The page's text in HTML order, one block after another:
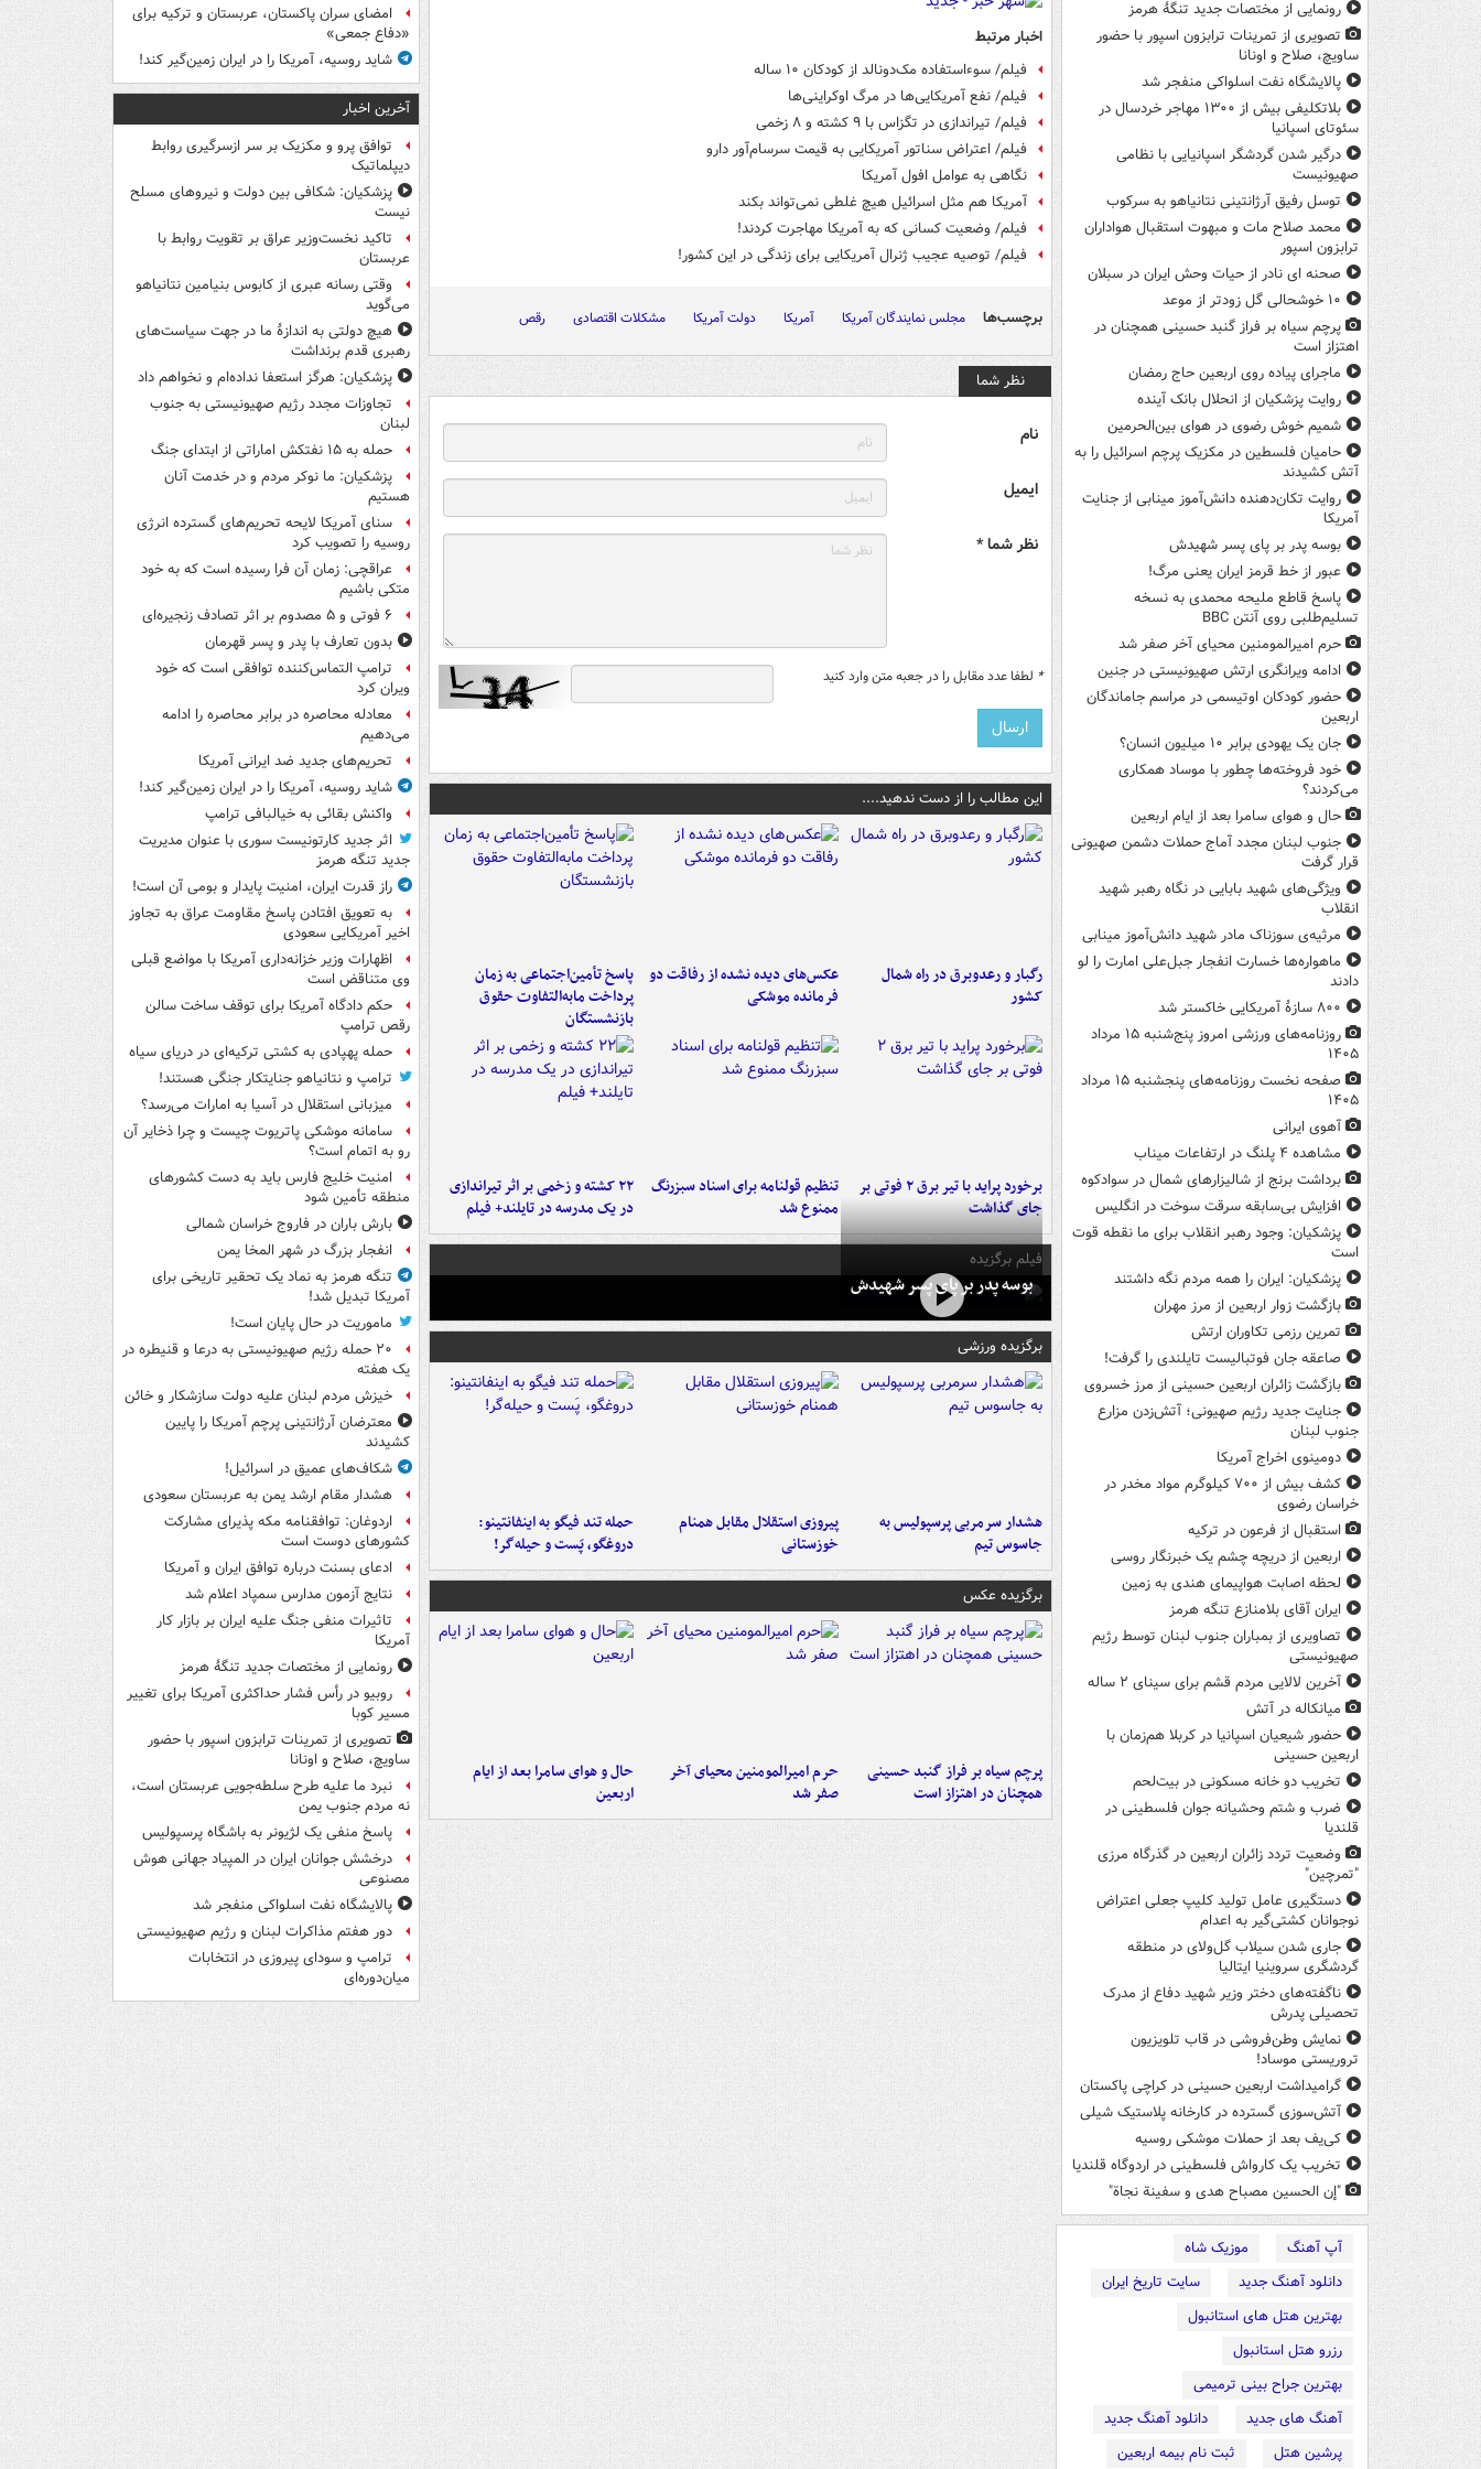
رونمایی از مختصات جدید تنگۀ هرمز
تصویری از تمرینات ترابزون اسپور با حضور
ساویچ، صلاح و اونانا
پالایشگاه نفت اسلواکی منفجر شد
بلاتکلیفی بیش از ۱۳۰۰ مهاجر خردسال در
سئوتای اسپانیا
درگیر شدن گردشگر اسپانیایی با نظامی
صهیونیست
توسل رفیق آرژانتینی نتانیاهو به سرکوب
محمد صلاح مات و مبهوت استقبال هواداران
ترابزون اسپور
صحنه ای نادر از حیات وحش ایران در سبلان
۱۰ خوشحالی گل زودتر از موعد
پرچم سیاه بر فراز گنبد حسینی همچنان در
اهتزاز است
ماجرای پیاده روی اربعین حاج رمضان
روایت پزشکیان از انحلال بانک آینده
شمیم خوش رضوی در هوای بین‌الحرمین
حامیان فلسطین در مکزیک پرچم اسرائیل را به
آتش کشیدند
روایت تکان‌دهنده دانش‌آموز مینابی از جنایت
آمریکا
بوسه‌ پدر بر پای پسر شهیدش
عبور از خط قرمز ایران یعنی مرگ!
پاسخ قاطع ملیحه محمدی به نسخه
تسلیم‌طلبی روی آنتن BBC
حرم امیرالمومنین محیای آخر صفر شد
ادامه ویرانگری ارتش صهیونیستی در جنین
حضور کودکان اوتیسمی در مراسم جاماندگان
اربعین
جان یک یهودی برابر ۱۰ میلیون انسان؟
خود فروخته‌ها چطور با موساد همکاری
می‌کردند؟
حال و هوای سامرا بعد از ایام اربعین
جنوب لبنان مجدد آماج حملات دشمن صهیونی
قرار گرفت
ویژگی‌های شهید بابایی در نگاه رهبر شهید
انقلاب
مرثیه‌ی سوزناک مادر شهید دانش‌آموز مینابی
ماهواره‌ها خسارت انفجار جبل‌علی امارت را لو
دادند
۸۰۰ سازۀ آمریکایی خاکستر شد
روزنامه‌های ورزشی امروز پنج‌شنبه ۱۵ مرداد
۱۴۰۵
صفحه نخست روزنامه‌های پنجشنبه ۱۵ مرداد
۱۴۰۵
آهوی ایرانی
مشاهده ۴ پلنگ در ارتفاعات میناب
برداشت برنج از شالیزارهای شمال در سوادکوه
افزایش بی‌سابقه سرقت سوخت در انگلیس
پزشکیان: وجود رهبر انقلاب برای ما نقطه قوت
است
پزشکیان: ایران را همه مردم نگه داشتند
بازگشت زوار اربعین از مرز مهران
تمرین رزمی تکاوران ارتش
صاعقه جان فوتبالیست تایلندی را گرفت!
بازگشت زائران اربعین حسینی از مرز خسروی
جنایت جدید رژیم صهیونی؛ آتش‌زدن مزارع
جنوب لبنان
دومینوی اخراج آمریکا
کشف بیش از ۷۰۰ کیلوگرم مواد مخدر در
خراسان رضوی
استقبال از فرعون در ترکیه
اربعین از دریچه چشم یک خبرنگار روسی
لحظه اصابت هواپیمای هندی به زمین
ایران آقای بلامنازع تنگه هرمز
تصاویری از بمباران جنوب لبنان توسط رژیم
صهیونیستی
آخرین لالایی مردم قشم برای سینای ۲ ساله
میانکاله در آتش
حضور شیعیان اسپانیا در کربلا هم‌زمان با
اربعین حسینی
تخریب دو خانه مسکونی در بیت‌لحم
ضرب‌ و شتم وحشیانه جوان فلسطینی در
قلندیا
وضعیت تردد زائران اربعین در گذرگاه مرزی
"تمرچین"
دستگیری عامل تولید کلیپ جعلی اعتراض
نوجوانان کشتی‌گیر به اعدام
جاری شدن سیلاب گل‌ولای در منطقه
گردشگری سروینیا ایتالیا
ناگفته‌های دختر وزیر شهید دفاع از مدرک
تحصیلی پدرش
نمایش وطن‌فروشی در قاب تلویزیون
تروریستی موساد!
گرامیداشت اربعین حسینی در کراچی پاکستان
آتش‌سوزی گسترده در کارخانه پلاستیک شیلی
کی‌یف بعد از حملات موشکی روسیه
تخریب یک کارواش فلسطینی در اردوگاه قلندیا
"إن الحسین مصباح هدی و سفینة نجاة"
آپ آهنگ
موزیک شاه
دانلود آهنگ جدید
سایت تاریخ ایران
بهترین هتل های استانبول
رزرو هتل استانبول
بهترین جراح بینی ترمیمی
آهنگ های جدید
دانلود آهنگ جدید
پرشین هتل
ثبت نام بیمه اربعین
اخبار مرتبط
فیلم/ سوءاستفاده مک‌دونالد از کودکان ۱۰ ساله
فیلم/ نفع آمریکایی‌ها در مرگ اوکراینی‌ها
فیلم/ تیراندازی در تگزاس با ۹ کشته و ۸ زخمی
فیلم/ اعتراض سناتور آمریکایی به قیمت سرسام‌آور دارو
نگاهی به عوامل افول آمریکا
آمریکا هم مثل اسرائیل هیچ غلطی نمی‌تواند بکند
فیلم/ وضعیت کسانی که به آمریکا مهاجرت کردند!
فیلم/ توصیه عجیب ژنرال آمریکایی برای زندگی در این کشور!
برچسب‌ها مجلس نمایندگان آمریکا آمریکا دولت آمریکا مشکلات اقتصادی رقص
نظر شما
نام
ایمیل
نظر شما *
* لطفا عدد مقابل را در جعبه متن وارد کنید
این مطالب را از دست ندهید....
رگبار و رعدوبرق در راه شمال
کشور
عکس‌های دیده نشده از رفاقت دو
فرمانده‌ موشکی
پاسخ تأمین‌اجتماعی به زمان
پرداخت مابه‌التفاوت حقوق
بازنشستگان
برخورد پراید با تیر برق ۲ فوتی بر
جای گذاشت
تنظیم قولنامه برای اسناد سبزرنگ
ممنوع شد
۲۲ کشته و زخمی بر اثر تیراندازی
در یک مدرسه در تایلند+ فیلم
فیلم برگزیده
بوسه‌ پدر بر پای پسر شهیدش
برگزیده ورزشی
هشدار سرمربی پرسپولیس به
جاسوس تیم
پیروزی استقلال مقابل همنام
خوزستانی
حمله تند فیگو به اینفانتینو:
دروغگو، پَست‌ و حیله‌گر!
برگزیده عکس
پرچم سیاه بر فراز گنبد حسینی
همچنان در اهتزاز است
حرم امیرالمومنین محیای آخر
صفر شد
حال و هوای سامرا بعد از ایام
اربعین
امضای سران پاکستان، عربستان و ترکیه برای
«دفاع جمعی»
شاید روسیه، آمریکا را در ایران زمین‌گیر کند!
آخرین اخبار
توافق پرو و مکزیک بر سر ازسرگیری روابط
دیپلماتیک
پزشکیان: شکافی بین دولت و نیروهای مسلح
نیست
تاکید نخست‌وزیر عراق بر تقویت روابط با
عربستان
وقتی رسانه عبری از کابوس بنیامین نتانیاهو
می‌گوید
هیچ دولتی به اندازۀ ما در جهت سیاست‌های
رهبری قدم برنداشت
پزشکیان: هرگز استعفا نداده‌ام و نخواهم داد
تجاوزات مجدد رژیم صهیونیستی به جنوب
لبنان
حمله به ۱۵ نفتکش‌ اماراتی از ابتدای جنگ
پزشکیان: ما نوکر مردم و در خدمت آنان
هستیم
سنای آمریکا لایحه تحریم‌های گسترده انرژی
روسیه را تصویب کرد
عراقچی: زمان آن فرا رسیده است که به خود
متکی باشیم
۶ فوتی و ۵ مصدوم بر اثر تصادف زنجیره‌ای
بدون تعارف با پدر و پسر قهرمان
ترامپ التماس‌کننده توافقی است که خود
ویران کرد
معادله محاصره در برابر محاصره را ادامه
می‌دهیم
تحریم‌های جدید ضد ایرانی آمریکا
شاید روسیه، آمریکا را در ایران زمین‌گیر کند!
واکنش بقائی به خیالبافی ترامپ
اثر جدید کارتونیست سوری با عنوان مدیریت
جدید تنگه هرمز
راز قدرت ایران، امنیت پایدار و بومی آن است!
به تعویق افتادن پاسخ مقاومت عراق به تجاوز
اخیر آمریکایی سعودی
اظهارات وزیر خزانه‌داری آمریکا با مواضع قبلی
وی متناقض است
حکم دادگاه آمریکا برای توقف ساخت سالن
رقص ترامپ
حمله پهپادی به کشتی ترکیه‌ای در دریای سیاه
ترامپ و نتانیاهو جنایتکار جنگی هستند!
میزبانی استقلال در آسیا به امارات می‌رسد؟
سامانه موشکی پاتریوت چیست و چرا ذخایر آن
رو به اتمام است؟
امنیت خلیج فارس باید به دست کشورهای
منطقه تأمین شود
بارش باران در فاروج خراسان شمالی
انفجار بزرگ در شهر المخا یمن
تنگه هرمز به نماد یک تحقیر تاریخی برای
آمریکا تبدیل شد!
ماموریت در حال پایان است!
۲۰ حمله رژیم صهیونیستی به درعا و قنیطره در
یک هفته
خیزش مردم لبنان علیه دولت سازشکار و خائن
معترضان آرژانتینی پرچم آمریکا را پایین
کشیدند
شکاف‌های عمیق در اسرائیل!
هشدار مقام ارشد یمن به عربستان سعودی
اردوغان: توافقنامه مکه پذیرای مشارکت
کشورهای دوست است
ادعای بسنت درباره توافق ایران و آمریکا
نتایج آزمون مدارس سمپاد اعلام شد
تاثیرات منفی جنگ علیه ایران بر بازار کار
آمریکا
رونمایی از مختصات جدید تنگۀ هرمز
روبیو در رأس فشار حداکثری آمریکا برای تغییر
مسیر کوبا
تصویری از تمرینات ترابزون اسپور با حضور
ساویچ، صلاح و اونانا
نبرد ما علیه طرح سلطه‌جویی عربستان است،
نه مردم جنوب یمن
پاسخ منفی یک لژیونر به باشگاه پرسپولیس
درخشش جوانان ایران در المپیاد جهانی هوش
مصنوعی
پالایشگاه نفت اسلواکی منفجر شد
دور هفتم مذاکرات لبنان و رژیم صهیونیستی
ترامپ و سودای پیروزی در انتخابات
میان‌دوره‌ای